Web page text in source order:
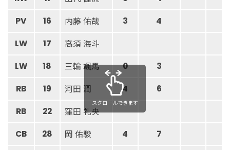
PV 16 内藤 佑哉 3 4
LW 17 高須 海斗
LW 18 三輪 颯馬 0 3
RB 19 河田 潤 4 6
RB 22 窪田 礼央
CB 28 岡 佑駿 4 7
スクロールできます